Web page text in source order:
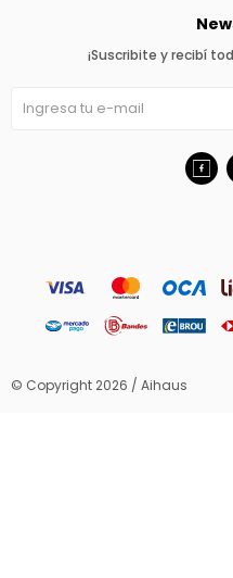
¡Suscribite y recibí

© Copyright 2026 / Aihaus